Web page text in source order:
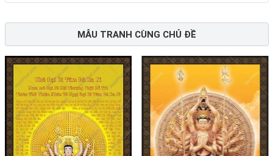
MẪU TRANH CÙNG CHỦ ĐỀ